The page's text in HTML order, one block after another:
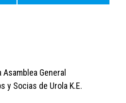
General
y Socias de Urola K.E.